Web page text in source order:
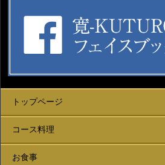
トップページ
コース料理
お食事